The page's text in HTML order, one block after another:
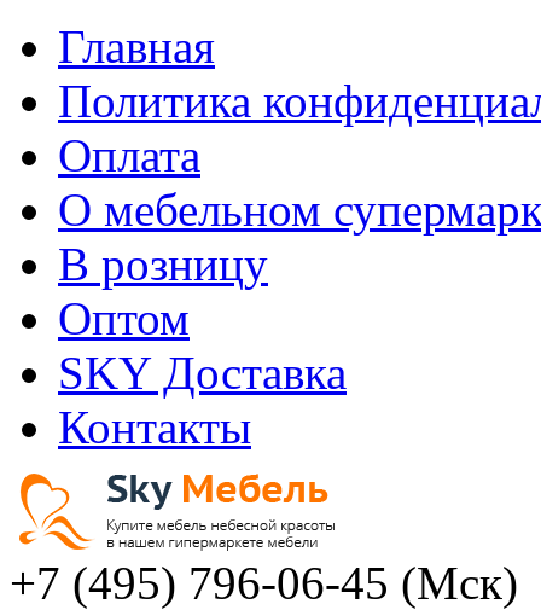
Главная
Политика
Оплата
О мебельном
В розницу
Оптом
SKY Доставка
Контакты
+7 (495) 796-06-45 (Мск)